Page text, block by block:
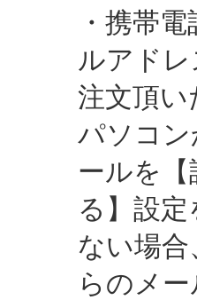
・携帯
ルアド
注文頂い
パソコ
ールを【
る】設
ない場
らのメ